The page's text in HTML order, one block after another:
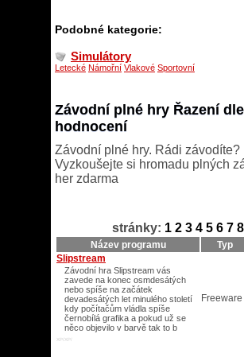
Podobné kategorie:
Simulátory
Letecké Námořní Vlakové Sportovní
Závodní plné hry Řazení dle
hodnocení
Závodní plné hry. Rádi závodíte?
Vyzkoušejte si hromadu plných
her zdarma
stránky: 1 2 3 4 5 6 7 8
Název programu Typ
Slipstream
Závodní hra Slipstream vás
zavede na konec osmdesátých
nebo spíše na začátek
devadesátých let minulého století
kdy počítačům vládla spíše
černobílá grafika a pokud už se
něco objevilo v barvě tak to b
XP/XP/
Freeware